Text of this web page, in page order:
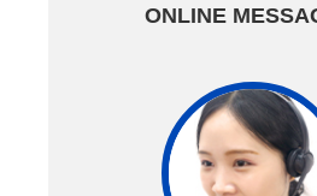
ONLINE